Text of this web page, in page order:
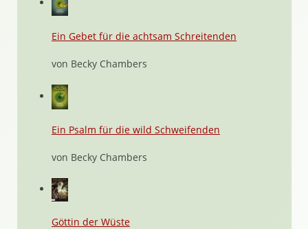
Ein Gebet für die achtsam Schreitenden
von Becky Chambers
Ein Psalm für die wild Schweifenden
von Becky Chambers
Göttin der Wüste